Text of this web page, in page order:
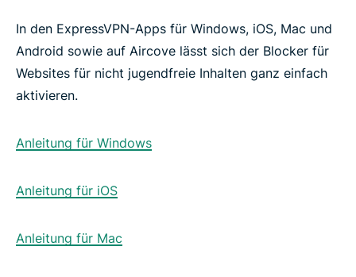
In den ExpressVPN-Apps für Windows, iOS, Mac und
Android sowie auf Aircove lässt sich der Blocker für
Websites für nicht jugendfreie Inhalten ganz einfach
aktivieren.
Anleitung für Windows
Anleitung für iOS
Anleitung für Mac